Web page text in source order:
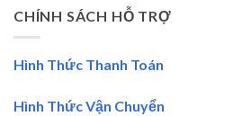
CHÍNH SÁCH HỖ TRỢ
Hình Thức Thanh Toán
Hình Thức Vận Chuyển